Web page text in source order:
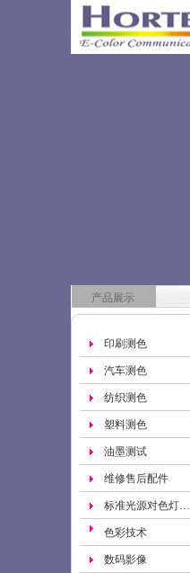
产品展示
印刷测色
汽车测色
纺织测色
塑料测色
油墨测试
维修售后配件
标准光源对色灯…
色彩技术
数码影像